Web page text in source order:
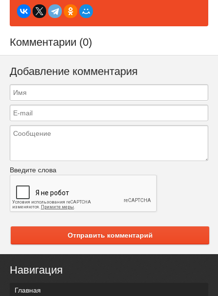
Комментарии (0)
Добавление комментария
Введите слова
Отправить комментарий
Навигация
Главная